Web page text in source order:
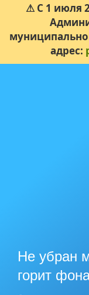
⚠ С 1 июля
адрес:
Не убран
горит